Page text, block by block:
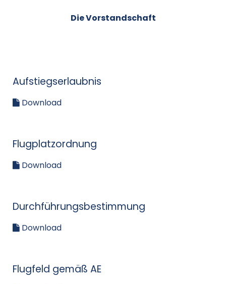
Die Vorstandschaft
Aufstiegserlaubnis
Download
Flugplatzordnung
Download
Durchführungsbestimmung
Download
Flugfeld gemäß AE